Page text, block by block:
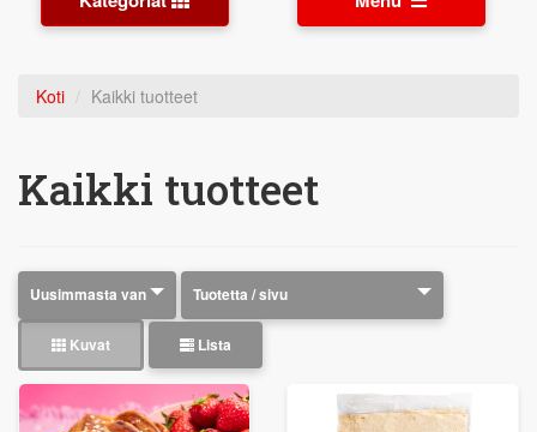
Koti Kaikki tuotteet
Kaikki tuotteet
Kuvat Lista